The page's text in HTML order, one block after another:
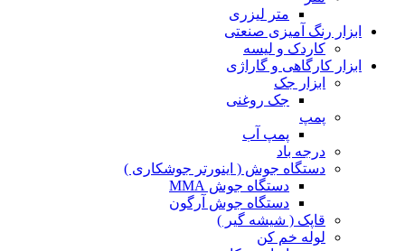
متر لیزری
ابزار رنگ آمیزی صنعتی
کاردک و لیسه
ابزار کارگاهی و گاراژی
ابزار جک
جک روغنی
پمپ
پمپ آب
درجه باد
دستگاه جوش ( اینورتر جوشکاری )
دستگاه جوش MMA
دستگاه جوش آرگون
قاپک ( شیشه گیر )
لوله خم کن